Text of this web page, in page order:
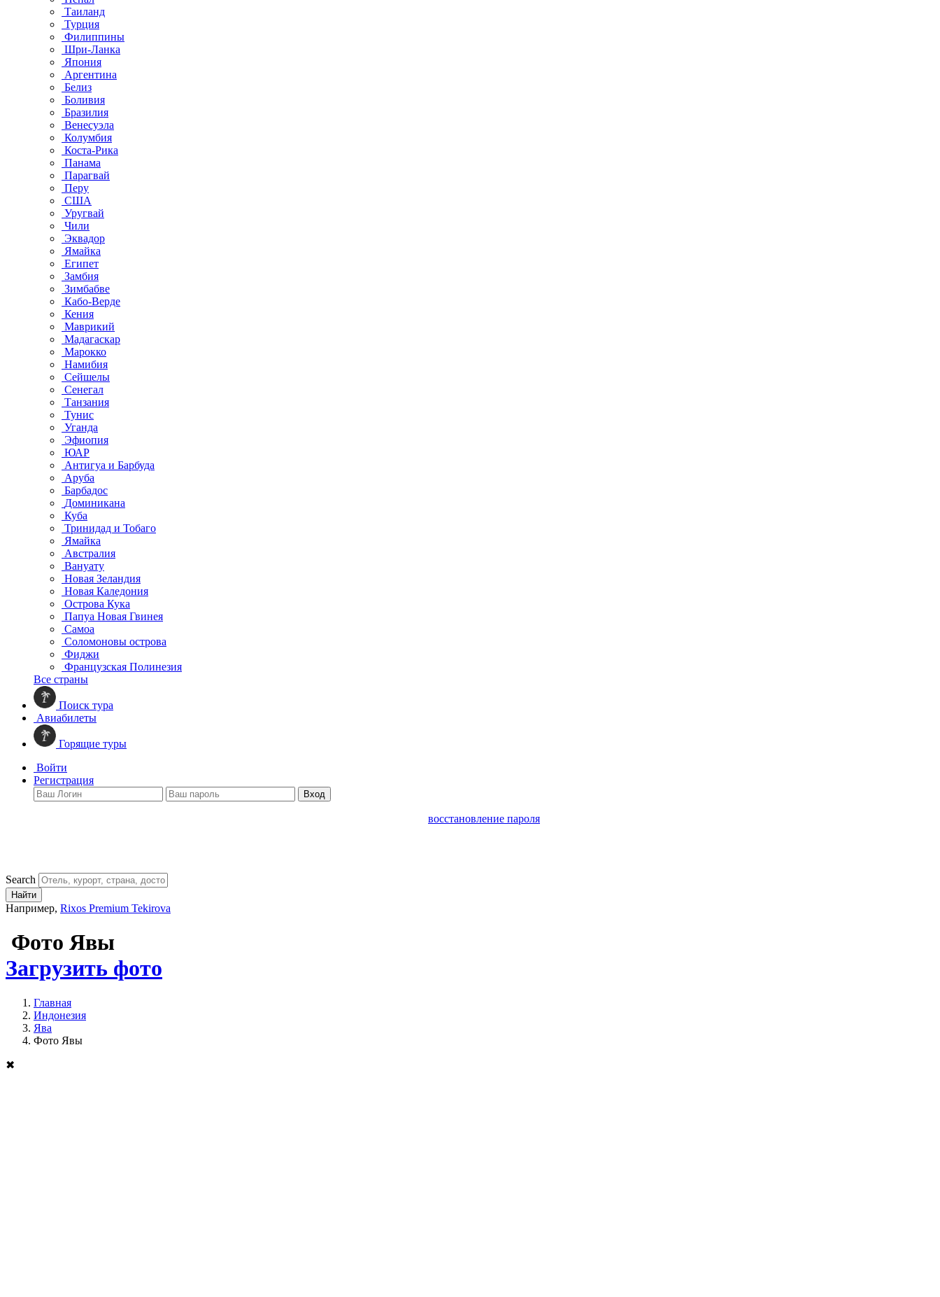
Таиланд
Турция
Филиппины
Шри-Ланка
Япония
Аргентина
Белиз
Боливия
Бразилия
Венесуэла
Колумбия
Коста-Рика
Панама
Парагвай
Перу
США
Уругвай
Чили
Эквадор
Ямайка
Египет
Замбия
Зимбабве
Кабо-Верде
Кения
Маврикий
Мадагаскар
Марокко
Намибия
Сейшелы
Сенегал
Танзания
Тунис
Уганда
Эфиопия
ЮАР
Антигуа и Барбуда
Аруба
Барбадос
Доминикана
Куба
Тринидад и Тобаго
Ямайка
Австралия
Вануату
Новая Зеландия
Новая Каледония
Острова Кука
Папуа Новая Гвинея
Самоа
Соломоновы острова
Фиджи
Французская Полинезия
Все страны
Поиск тура
Авиабилеты
Горящие туры
Войти
Регистрация
Вход
восстановление пароля
Search
Найти
Например, Rixos Premium Tekirova
Фото Явы
Загрузить фото
Главная
Индонезия
Ява
Фото Явы
✖